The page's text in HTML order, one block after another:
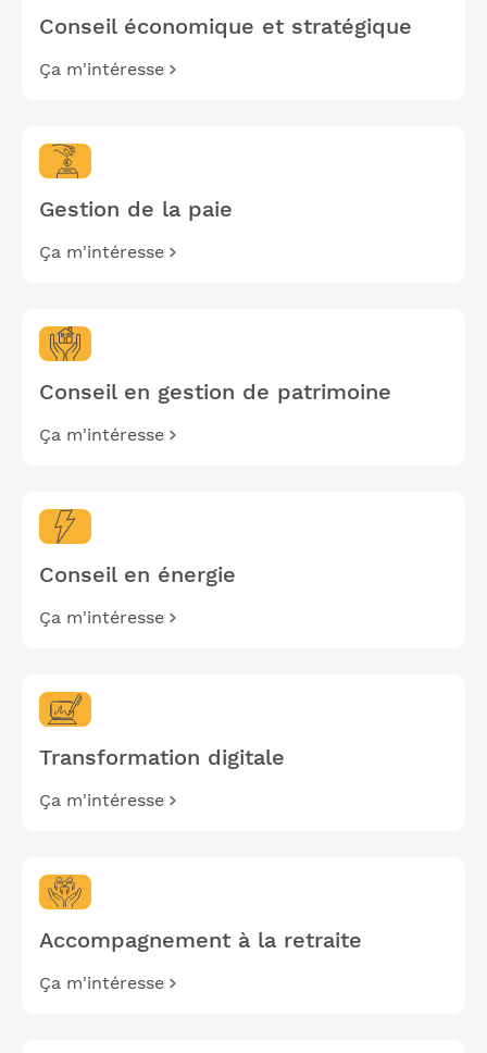
Conseil économique et stratégique
Ça m'intéresse
Gestion de la paie
Ça m'intéresse
Conseil en gestion de patrimoine
Ça m'intéresse
Conseil en énergie
Ça m'intéresse
Transformation digitale
Ça m'intéresse
Accompagnement à la retraite
Ça m'intéresse